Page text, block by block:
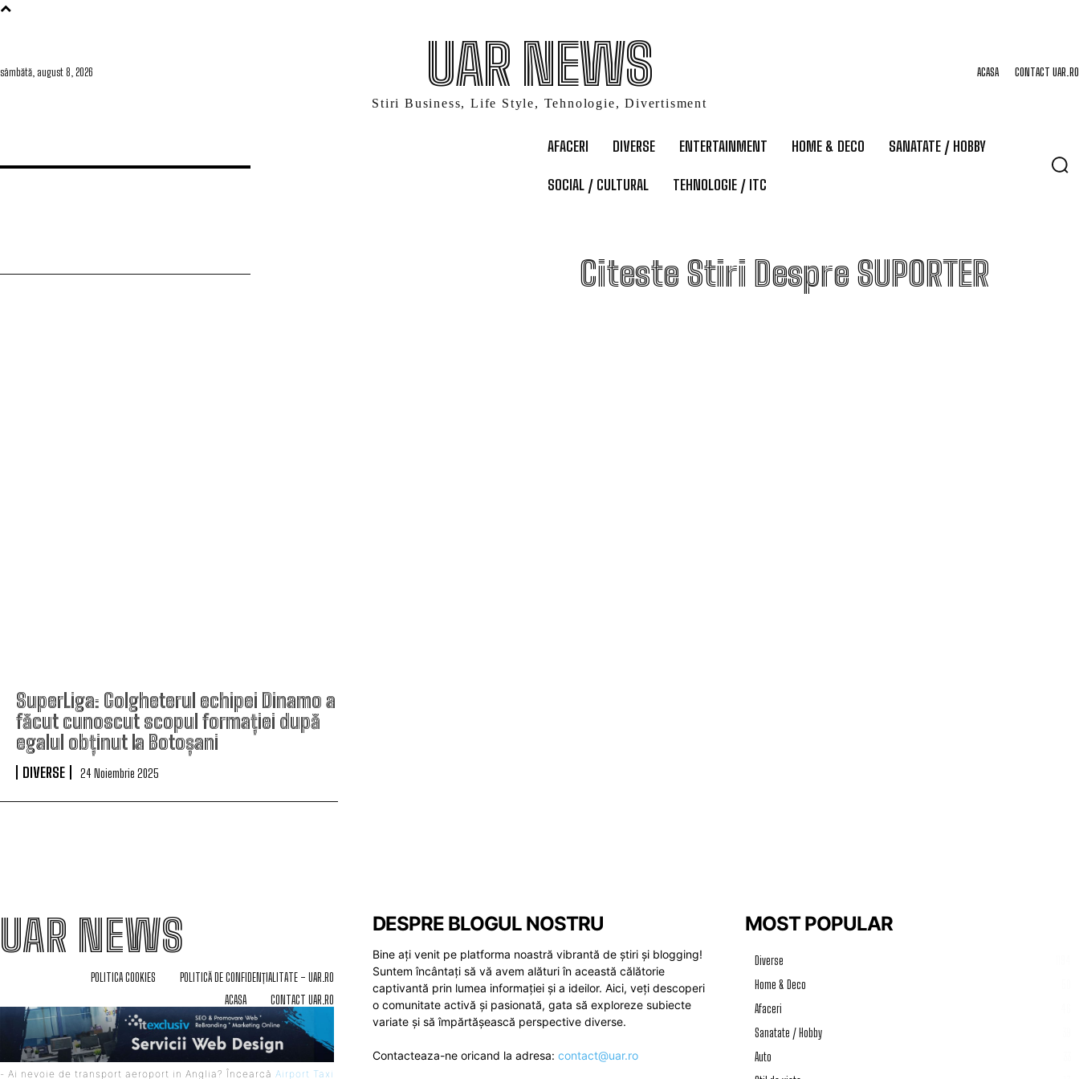
sâmbătă, august 8, 2026 UAR NEWS
Stiri Business, Life Style, Tehnologie, Divertisment
ACASA CONTACT UAR.RO
AFACERI DIVERSE ENTERTAINMENT HOME & DECO SANATATE / HOBBY
SOCIAL / CULTURAL TEHNOLOGIE / ITC
Citeste Stiri Despre SUPORTER
S
SuperLiga: Golgheterul echipei Dinamo a
făcut cunoscut scopul formației după
egalul obținut la Botoșani
DIVERSE 24 Noiembrie 2025
UAR NEWS
POLITICA COOKIES
POLITICĂ DE CONFIDENȚIALITATE – UAR.RO
ACASA
CONTACT UAR.RO
- Ai nevoie de transport aeroport in Anglia? Încearcă Airport Taxi
DESPRE BLOGUL NOSTRU
Bine ați venit pe platforma noastră vibrantă de știri și blogging!
Suntem încântați să vă avem alături în această călătorie
captivantă prin lumea informației și a ideilor. Aici, veți descoperi
o comunitate activă și pasionată, gata să exploreze subiecte
variate și să împărtășească perspective diverse.
Contacteaza-ne oricand la adresa: contact@uar.ro
MOST POPULAR
Diverse
Home & Deco
Afaceri
Sanatate / Hobby
Auto